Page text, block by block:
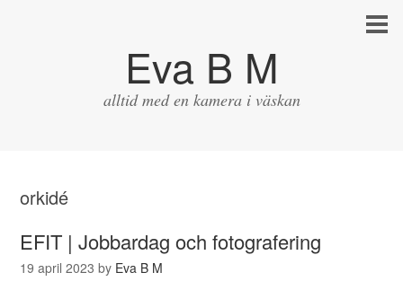
Eva B M
alltid med en kamera i väskan
orkidé
EFIT | Jobbardag och fotografering
19 april 2023 by Eva B M